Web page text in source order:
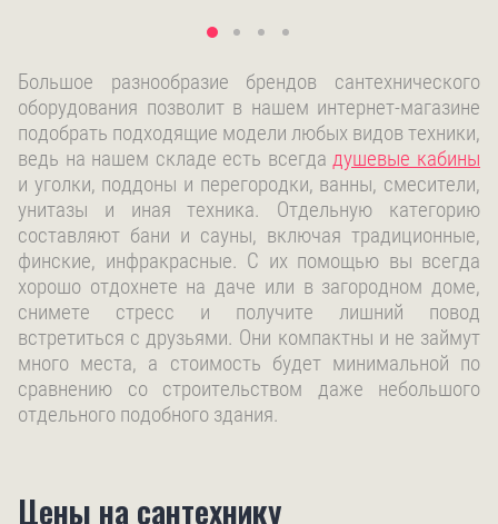
Большое разнообразие брендов сантехнического
оборудования позволит в нашем интернет-магазине
подобрать подходящие модели любых видов техники,
ведь на нашем складе есть всегдадушевые кабины
и уголки, поддоны и перегородки, ванны, смесители,
унитазы и иная техника. Отдельную категорию
составляют бани и сауны, включая традиционные,
финские, инфракрасные. С их помощью вы всегда
хорошо отдохнете на даче или в загородном доме,
снимете стресс и получите лишний повод
встретиться с друзьями. Они компактны и не займут
много места, а стоимость будет минимальной по
сравнению со строительством даже небольшого
отдельного подобного здания.
Цены на сантехнику